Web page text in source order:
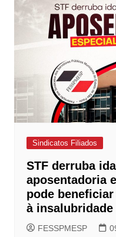
Sindicatos Filiados
STF derruba
aposentadoria
pode
à insalubridade
FESSPMESP